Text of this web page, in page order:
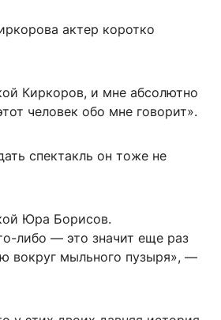
актер коротко
Киркоров, и мне абсолютно
человек обо мне говорит».
спектакль он тоже не
Юра Борисов.
либо — это значит еще раз
вокруг мыльного пузыря», —